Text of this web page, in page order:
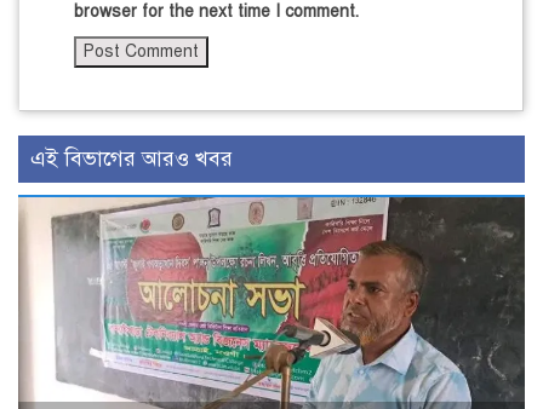
browser for the next time I comment.
এই বিভাগের আরও খবর